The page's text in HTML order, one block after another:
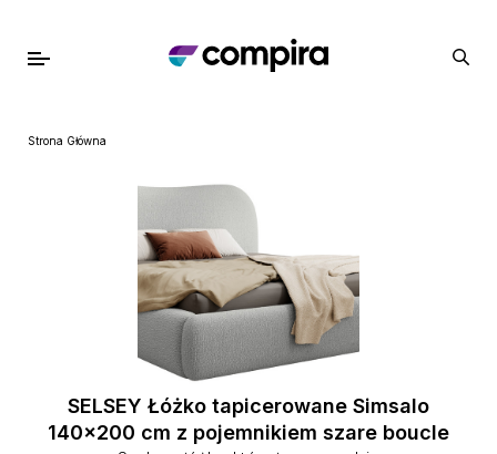
Strona Główna
SELSEY Łóżko tapicerowane Simsalo
140x200 cm z pojemnikiem szare boucle